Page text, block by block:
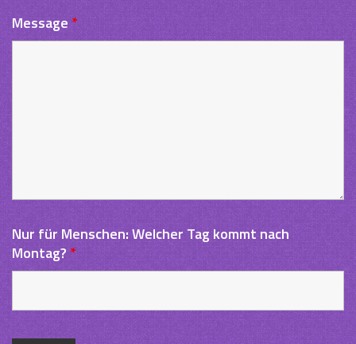
Message*
Nur für Menschen: Welcher Tag kommt nach
Montag?*